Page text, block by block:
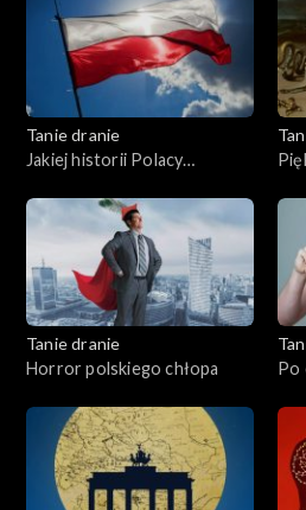
Tanie dranie
Jakiej historii Polacy
Tanie dranie
Horror polskiego chłopa
Po